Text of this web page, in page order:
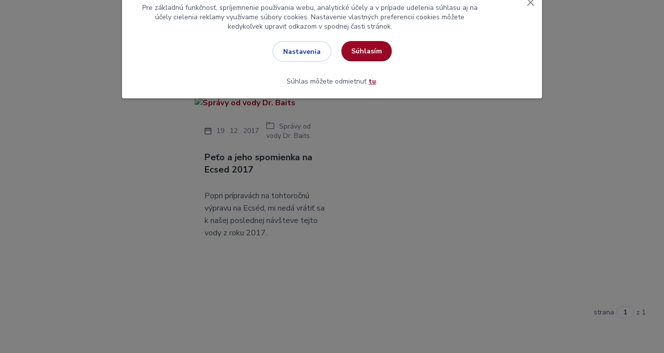
osádka.
Peťo a jeho spomienka na
Ecsed 2017
19 12 2017
Správy od
vody Dr. Baits
Popri prípravách na tohtoročnú
výpravu na Ecséd, mi nedá vrátiť sa
k našej poslednej návšteve tejto
vody z roku 2017.
strana z 1
Pre základnú funkčnosť, spríjemnenie používania webu, analytické účely a v prípade udelenia súhlasu aj na
účely cielenia reklamy využívame súbory cookies. Nastavenie vlastných preferencií cookies môžete
kedykoľvek upraviť odkazom v spodnej časti stránok.
Nastavenia Súhlasím
Súhlas môžete odmietnuť tu.